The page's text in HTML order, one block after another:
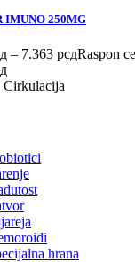
IMUNO 250MG
– 7.363 рсдRaspon
Cirkulacija
hrana